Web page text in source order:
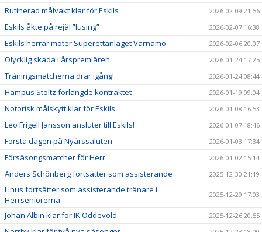
Rutinerad målvakt klar för Eskils 2026-02-09 21:56
Eskils åkte på rejäl ”lusing” 2026-02-07 16:38
Eskils herrar möter Superettanlaget Värnamo 2026-02-06 20:07
Olycklig skada i årspremiären 2026-01-24 17:25
Träningsmatcherna drar igång! 2026-01-24 08:44
Hampus Stoltz förlängde kontraktet 2026-01-19 09:04
Notorisk målskytt klar för Eskils 2026-01-08 16:53
Leo Frigell Jansson ansluter till Eskils! 2026-01-07 18:46
Första dagen på Nyårssaluten 2026-01-03 17:34
Försäsongsmatcher för Herr 2026-01-02 15:14
Anders Schönberg fortsätter som assisterande 2025-12-30 21:19
Linus fortsätter som assisterande tränare i
Herrseniorerna
2025-12-29 17:03
Johan Albin klar för IK Oddevold 2025-12-26 20:55